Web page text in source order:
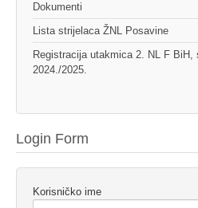
Dokumenti
Lista strijelaca ŽNL Posavine
Registracija utakmica 2. NL F BiH,
2024./2025.
Login Form
Korisničko ime